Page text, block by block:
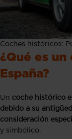
Coches históricos:
¿Qué es
España?
Un coche histórico
debido a su
consideración
y simbólico.